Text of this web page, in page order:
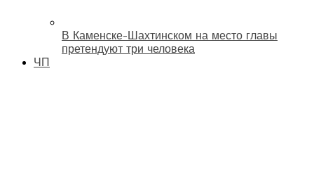
В Каменске-Шахтинском на место главы
претендуют три человека
ЧП